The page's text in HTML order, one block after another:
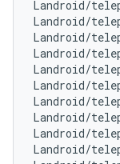
Landroid/
Landroid/
Landroid/
Landroid/
Landroid/
Landroid/
Landroid/
Landroid/
Landroid/
Landroid/